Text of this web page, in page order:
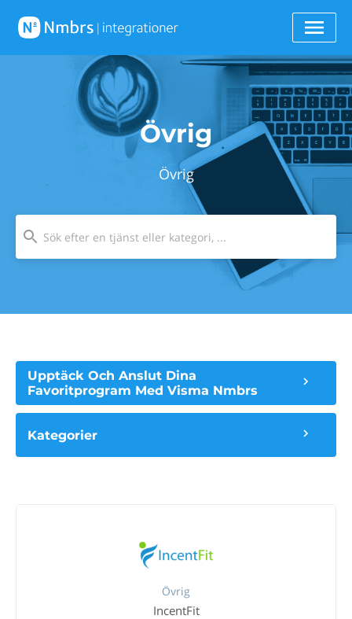
Övrig
Övrig
Upptäck Och Anslut Dina
Favoritprogram Med Visma Nmbrs
Kategorier
Övrig
IncentFit